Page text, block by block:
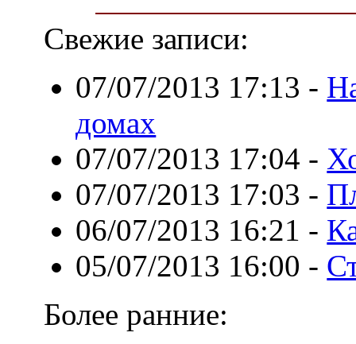
Свежие записи:
07/07/2013 17:13 -
домах
07/07/2013 17:04 -
07/07/2013 17:03 -
06/07/2013 16:21 -
05/07/2013 16:00 -
Более ранние: